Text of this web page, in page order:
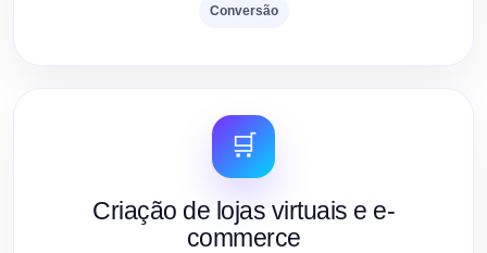
Conversão
🛒
Criação de lojas virtuais e e-
commerce